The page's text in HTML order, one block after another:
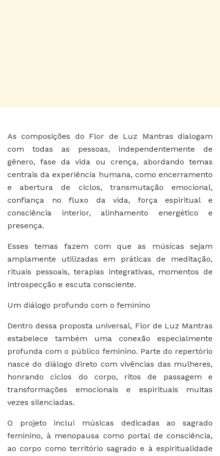
As composições do Flor de Luz Mantras dialogam
com todas as pessoas, independentemente de
gênero, fase da vida ou crença, abordando temas
centrais da experiência humana, como encerramento
e abertura de ciclos, transmutação emocional,
confiança no fluxo da vida, força espiritual e
consciência interior, alinhamento energético e
presença.
Esses temas fazem com que as músicas sejam
amplamente utilizadas em práticas de meditação,
rituais pessoais, terapias integrativas, momentos de
introspecção e escuta consciente.
Um diálogo profundo com o feminino
Dentro dessa proposta universal, Flor de Luz Mantras
estabelece também uma conexão especialmente
profunda com o público feminino. Parte do repertório
nasce do diálogo direto com vivências das mulheres,
honrando ciclos do corpo, ritos de passagem e
transformações emocionais e espirituais muitas
vezes silenciadas.
O projeto inclui músicas dedicadas ao sagrado
feminino, à menopausa como portal de consciência,
ao corpo como território sagrado e à espiritualidade